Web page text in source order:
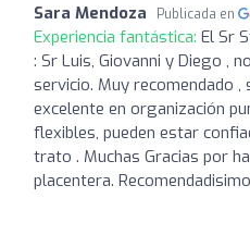
Sara Mendoza Publicada en
Experiencia fantástica: El Sr
: Sr Luis, Giovanni y Diego ,
servicio. Muy recomendado ,
excelente en organización
flexibles, pueden estar
trato . Muchas Gracias por
placentera.